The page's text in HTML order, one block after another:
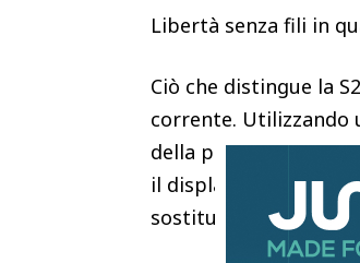
Libertà senza fili in
Ciò che distingue la
corrente. Utilizzando
della pedalata nella
il display integrato,
sostituzioni della